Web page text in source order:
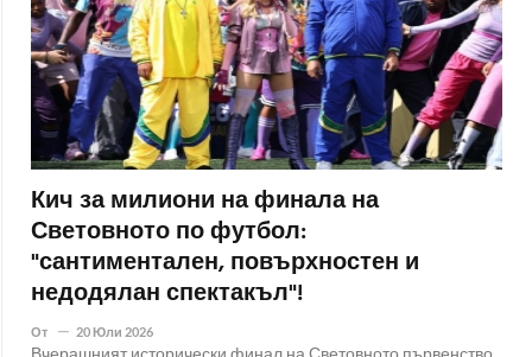
Кич за милиони на финала на
Световното по футбол:
"сантиментален, повърхностен и
недодялан спектакъл"!
От 20 Юли 2026